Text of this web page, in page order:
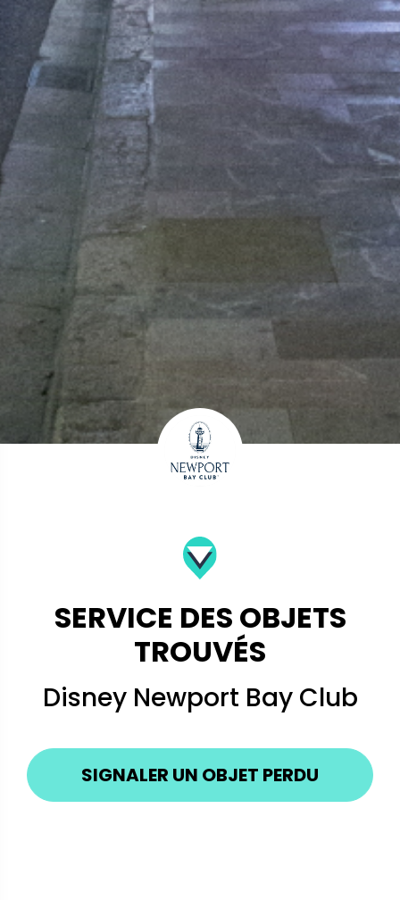
SERVICE DES OBJETS
TROUVÉS
Disney Newport Bay Club
SIGNALER UN OBJET PERDU